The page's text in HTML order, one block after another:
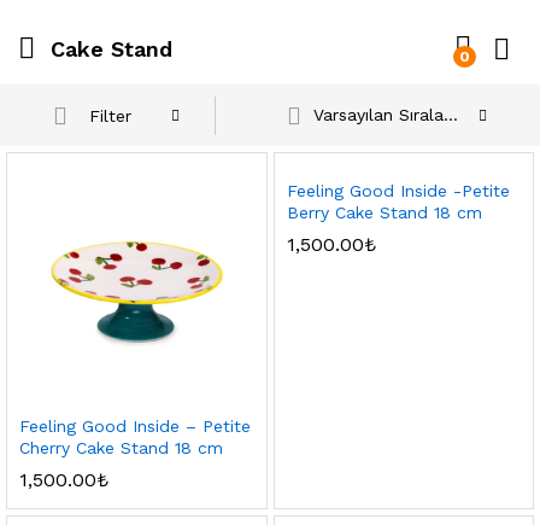
Cake Stand 0
Filter Varsayılan Sıralama
Feeling Good Inside – Petite
Cherry Cake Stand 18 cm
1,500.00₺
Feeling Good Inside -Petite
Berry Cake Stand 18 cm
1,500.00₺